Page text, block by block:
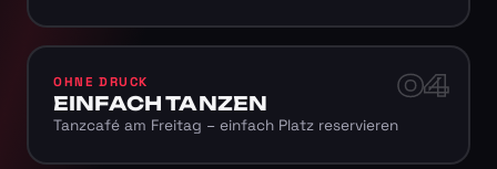
04
OHNE DRUCK
EINFACH TANZEN
Tanzcafé am Freitag – einfach Platz reservieren